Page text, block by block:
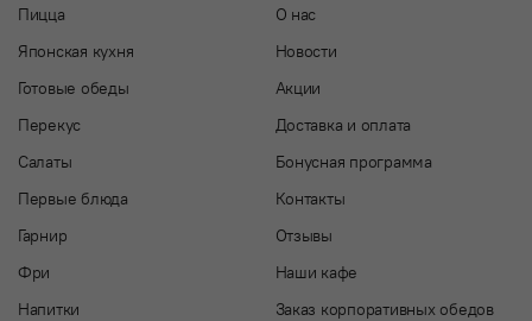
Пицца
Японская кухня
Готовые обеды
Перекус
Салаты
Первые блюда
Гарнир
Фри
Напитки
О нас
Новости
Акции
Доставка и оплата
Бонусная программа
Контакты
Отзывы
Наши кафе
Заказ корпоративных обедов